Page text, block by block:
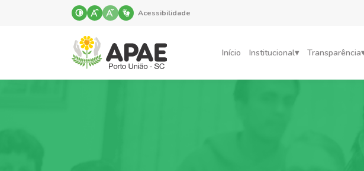
Acessibilidade
Início Institucional Transparência